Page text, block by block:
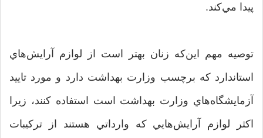
پيدا مي‌كند.
توصيه مهم اين‌كه زنان بهتر است از لوازم آرايش‌هاي
استاندارد كه برچسب وزارت بهداشت دارد و مورد تاييد
آزمايشگاه‌هاي وزارت بهداشت است استفاده كنند، زيرا
اكثر لوازم آرايش‌هايي كه وارداتي هستند از تركيبات